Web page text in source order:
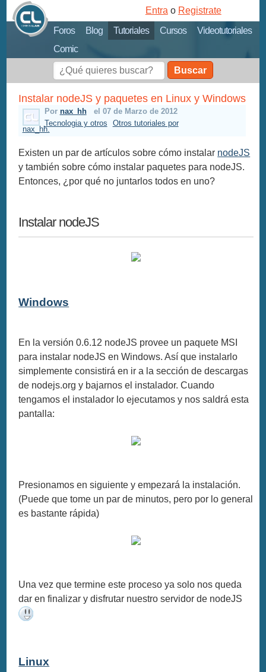
Foros Blog Tutoriales Cursos
Videotutoriales
Comic
Entra o Registrate
Buscar
Instalar nodeJS y paquetes en Linux y Windows
Por nax_hh
el 07 de Marzo de 2012
Tecnologia y otros
Otros tutoriales por
nax_hh.
Existen un par de artículos sobre cómo instalar nodeJS
y también sobre cómo instalar paquetes para nodeJS.
Entonces, ¿por qué no juntarlos todos en uno?
Instalar nodeJS
Windows
En la versión 0.6.12 nodeJS provee un paquete MSI
para instalar nodeJS en Windows. Así que instalarlo
simplemente consistirá en ir a la sección de descargas
de nodejs.org y bajarnos el instalador. Cuando
tengamos el instalador lo ejecutamos y nos saldrá esta
pantalla:
Presionamos en siguiente y empezará la instalación.
(Puede que tome un par de minutos, pero por lo general
es bastante rápida)
Una vez que termine este proceso ya solo nos queda
dar en finalizar y disfrutar nuestro servidor de nodeJS
Linux